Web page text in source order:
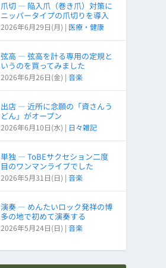
爪切 ― 陥入爪（巻き爪）対策に
ニッパータイプの爪切りを導入
2026年6月29日(月) | 医療・健康
弦高 ― 弦高を計る専用の定規と
いうのを買ってみました
2026年6月26日(金) |音楽
出店 ― 近所に念願の「資さんう
どん」がオープン
2026年6月10日(水) | 日々雑記
単独 ― ToBEサクセション二度
目のワンマンライブでした
2026年5月31日(日) |音楽
演奏 ― めんたいロック発祥の博
多の地で初めて演奏する
2026年5月24日(日) |音楽